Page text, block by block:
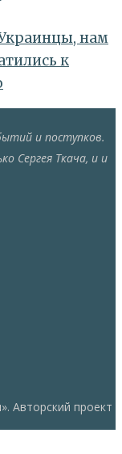
нам
к
и поступков.
Сергея Ткача, и и
Авторский проект